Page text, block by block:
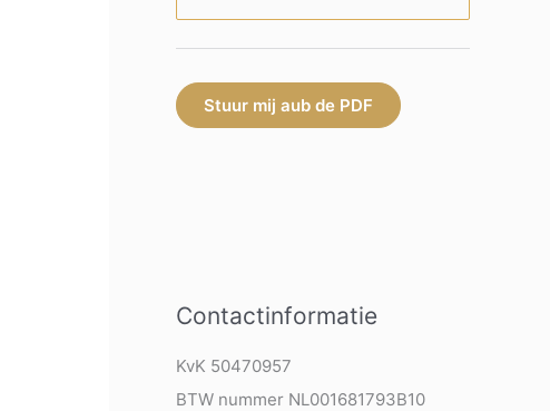
Stuur mij aub de PDF
Contactinformatie
KvK 50470957
BTW nummer NL001681793B10